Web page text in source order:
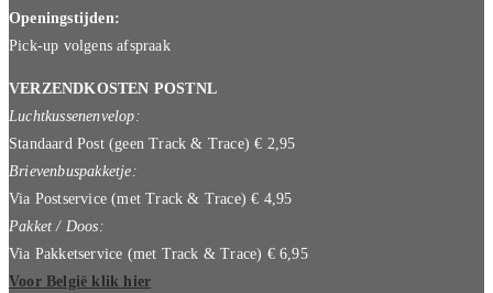
Openingstijden:
Pick-up volgens afspraak
VERZENDKOSTEN POSTNL
Luchtkussenenvelop:
Standaard Post (geen Track & Trace) € 2,95
Brievenbuspakketje:
Via Postservice (met Track & Trace) € 4,95
Pakket / Doos:
Via Pakketservice (met Track & Trace) € 6,95
Voor België klik hier